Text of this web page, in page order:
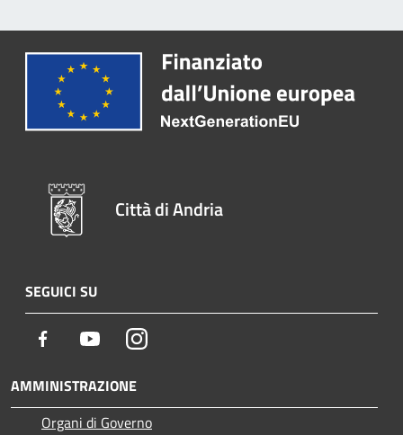
Città di Andria
SEGUICI SU
Facebook YoutubeInstagram
AMMINISTRAZIONE
Organi di Governo